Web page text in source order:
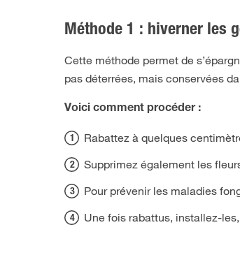
Méthode 1 : hiverner les
Cette méthode permet de
pas déterrées, mais conservées
Voici comment procéder :
Rabattez à quelques
Supprimez également les
Pour prévenir les maladies
Une fois rabattus, installez-